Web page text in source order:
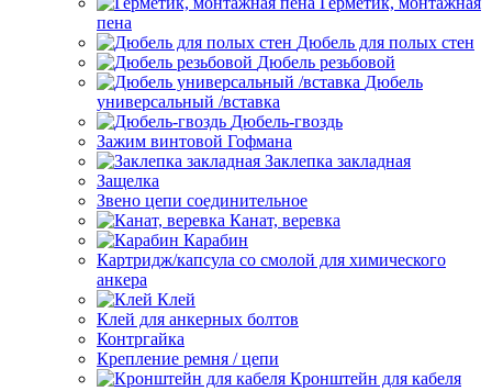
пена
Дюбель для полых стен
Дюбель резьбовой
Дюбель
универсальный /вставка
Дюбель-гвоздь
Зажим винтовой Гофмана
Заклепка закладная
Защелка
Звено цепи соединительное
Канат, веревка
Карабин
Картридж/капсула со смолой для химического
анкера
Клей
Клей для анкерных болтов
Контргайка
Крепление ремня / цепи
Кронштейн для кабеля